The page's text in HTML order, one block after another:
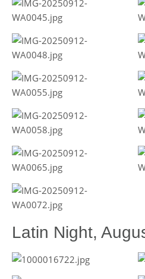
Latin Night,